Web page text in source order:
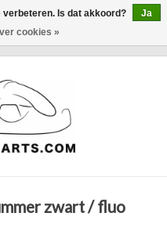
zwart / fluo
verbeteren. Is dat akkoord?
Ja
cookies »